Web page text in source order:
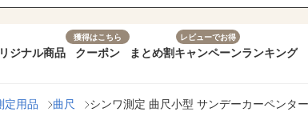
ジナル商品
獲得はこちら
クーポン まとめ割
レビューでお得
キャンペーンランキング
定用品 曲尺 シンワ測定 曲尺小型 サンデーカーペンタ